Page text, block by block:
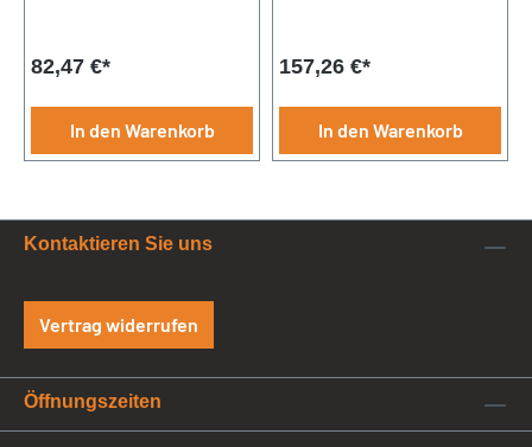
Regulärer Preis:
82,47 €*
In den Warenkorb
/ 3.3 / 3.6 / 5 / 5.1 / 5.3 / 7.3
Regulärer Preis:
157,26 €*
In den Warenkorb
Kontaktieren Sie uns
Vertrag widerrufen
Öffnungszeiten